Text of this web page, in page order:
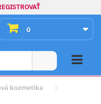
0
kozmetika
>